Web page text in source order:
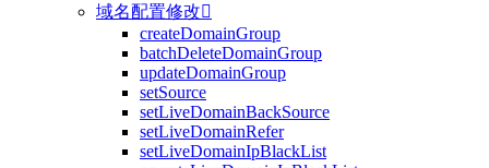
域名配置修改
createDomainGroup
batchDeleteDomainGroup
updateDomainGroup
setSource
setLiveDomainBackSource
setLiveDomainRefer
setLiveDomainIpBlackList